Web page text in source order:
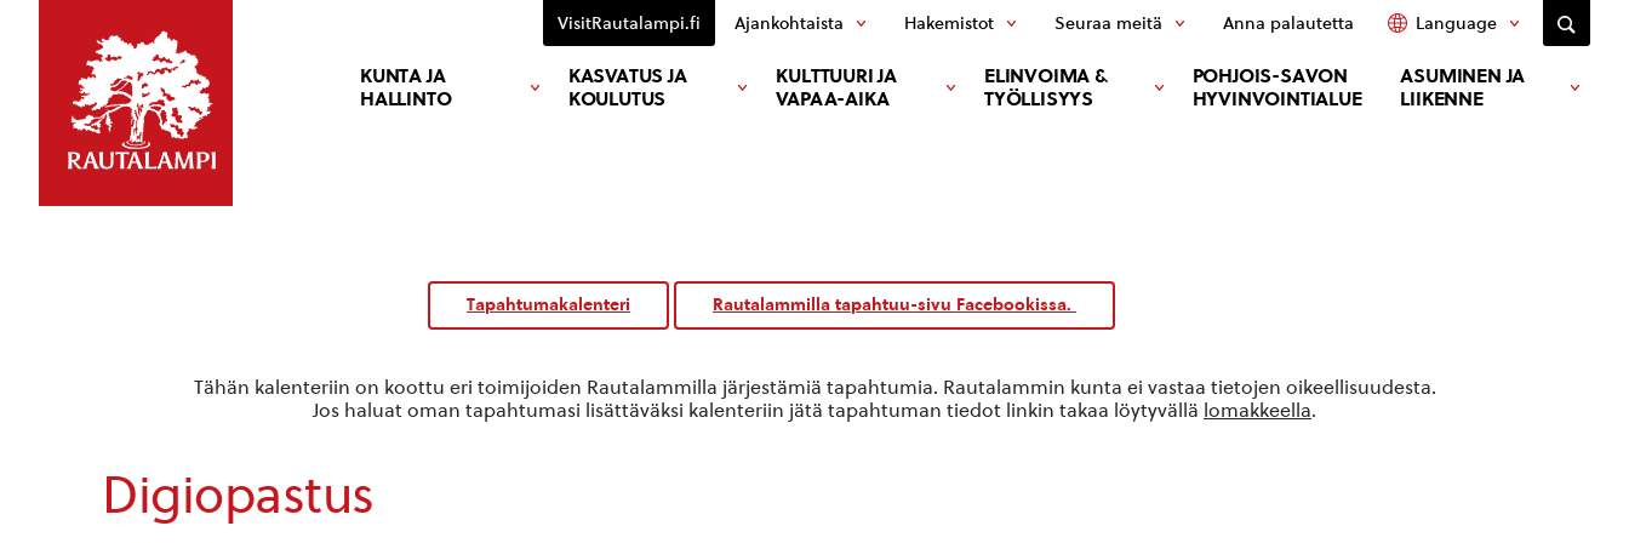
KUNTA JA
HALLINTO
KASVATUS JA
KOULUTUS
KULTTUURI JA
VAPAA-AIKA
ELINVOIMA &
TYÖLLISYYS
POHJOIS-SAVON
HYVINVOINTIALUE
ASUMINEN JA
LIIKENNE
VisitRautalampi.fi Ajankohtaista Hakemistot Seuraa meitä Anna palautetta Language
Tapahtumakalenteri Rautalammilla tapahtuu-sivu Facebookissa.
Digiopastus
Tähän kalenteriin on koottu eri toimijoiden Rautalammilla järjestämiä tapahtumia. Rautalammin kunta ei vastaa tietojen oikeellisuudesta.
Jos haluat oman tapahtumasi lisättäväksi kalenteriin jätä tapahtuman tiedot linkin takaa löytyvällä lomakkeella.